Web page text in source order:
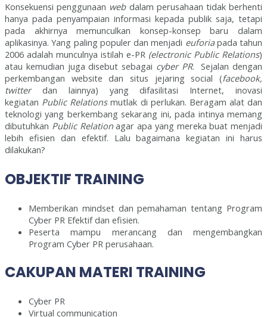
Konsekuensi penggunaan webdalam perusahaan tidak berhenti
hanya pada penyampaian informasi kepada publik saja, tetapi
pada akhirnya memunculkan konsep-konsep baru dalam
aplikasinya. Yang paling populer dan menjadi euforiapada tahun
2006 adalah munculnya istilah e-PR (electronic Public Relations)
atau kemudian juga disebut sebagai cyber PR. Sejalan dengan
perkembangan website dan situs jejaring social (facebook,
twitterdan lainnya) yang difasilitasi Internet, inovasi
kegiatan Public Relationsmutlak di perlukan. Beragam alat dan
teknologi yang berkembang sekarang ini, pada intinya memang
dibutuhkan Public Relationagar apa yang mereka buat menjadi
lebih efisien dan efektif. Lalu bagaimana kegiatan ini harus
dilakukan?
OBJEKTIF TRAINING
Memberikan mindset dan pemahaman tentang Program
Cyber PR Efektif dan efisien.
Peserta mampu merancang dan mengembangkan
Program Cyber PR perusahaan.
CAKUPAN MATERI TRAINING
Cyber PR
Virtual communication